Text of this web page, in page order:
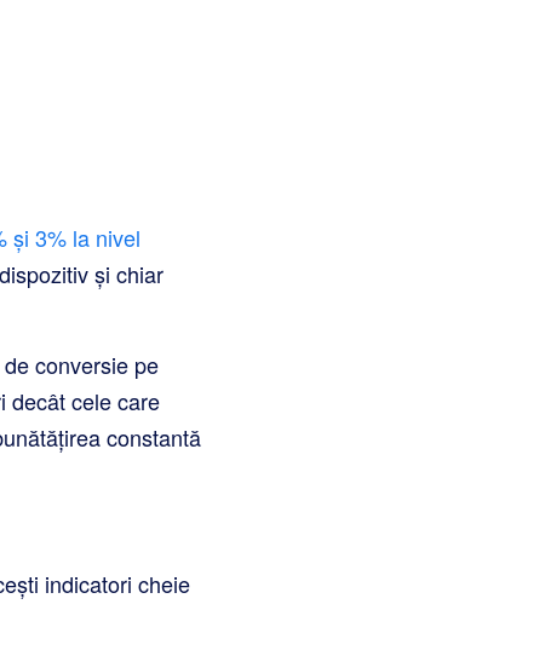
și 3% la nivel
și chiar
conversie pe
decât cele care
constantă
indicatori cheie